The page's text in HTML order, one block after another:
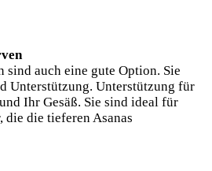
auch eine gute Option.‌ Sie
Unterstützung. Unterstützung ‌für
Ihr Gesäß. Sie sind ideal für
die tieferen Asanas